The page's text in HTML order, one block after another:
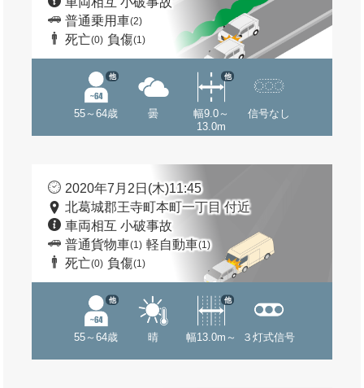
普通乗用車(2)
死亡(0) 負傷(1)
55～64歳
他
曇
幅9.0～
13.0m
他
信号なし
2020年7月2日(木)11:45
北葛城郡王寺町本町一丁目 付近
車両相互 小破事故
普通貨物車(1) 軽自動車(1)
死亡(0) 負傷(1)
55～64歳
他
晴 幅13.0m～
他
３灯式信号